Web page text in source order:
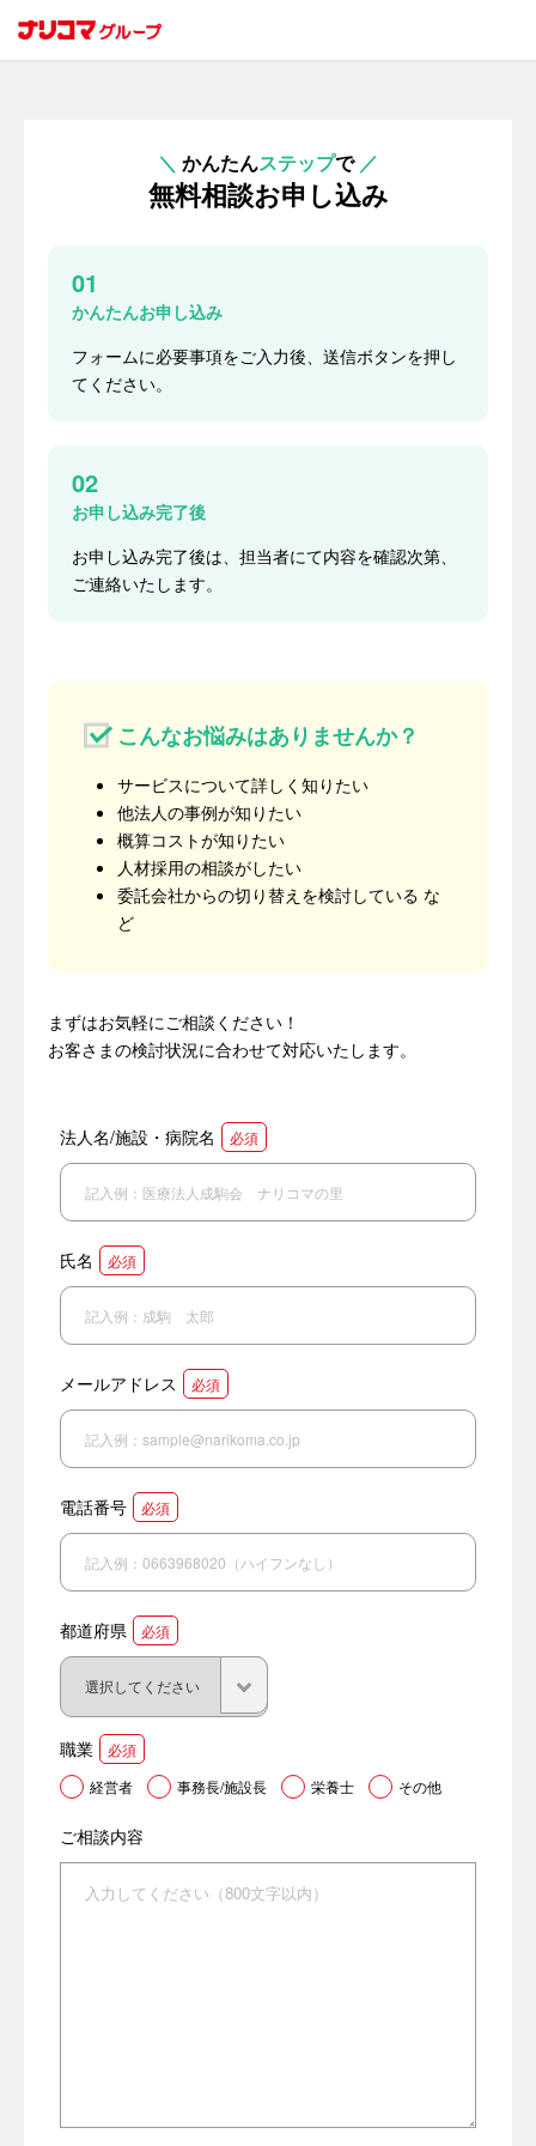
＼ かんたんステップで ／
無料相談お申し込み
01
かんたんお申し込み
フォームに必要事項をご入力後、送信ボタンを押し
てください。
02
お申し込み完了後
お申し込み完了後は、担当者にて内容を確認次第、
ご連絡いたします。
こんなお悩みはありませんか？
サービスについて詳しく知りたい
他法人の事例が知りたい
概算コストが知りたい
人材採用の相談がしたい
委託会社からの切り替えを検討している な
ど
まずはお気軽にご相談ください！
お客さまの検討状況に合わせて対応いたします。
法人名/施設・病院名 必須
氏名 必須
メールアドレス 必須
電話番号 必須
都道府県 必須
職業
必須
経営者
事務長/施設長 栄養士 その他
ご相談内容